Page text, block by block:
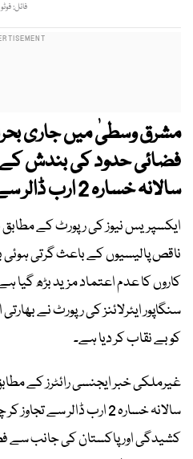
فائل: فوٹو
مشرق وسطیٰ میں جاری
فضائی حدود کی بندش کے
سالانہ خسارہ 2 ارب ڈالر سے تجاوز کر گیا ہے۔
ایکسپریس نیوز کی رپورٹ کے
ناقص پالیسیوں کے باعث گرتی ہوئی
کاروں کا عدم اعتماد مزید بڑھ گیا ہے
سنگاپور ایئرلائنز کی رپورٹ نے
کو بے نقاب کر دیا ہے۔
غیرملکی خبر ایجنسی رائٹرز کے مطابق
سالانہ خسارہ 2 ارب ڈالر
کشیدگی اور پاکستان کی جانب